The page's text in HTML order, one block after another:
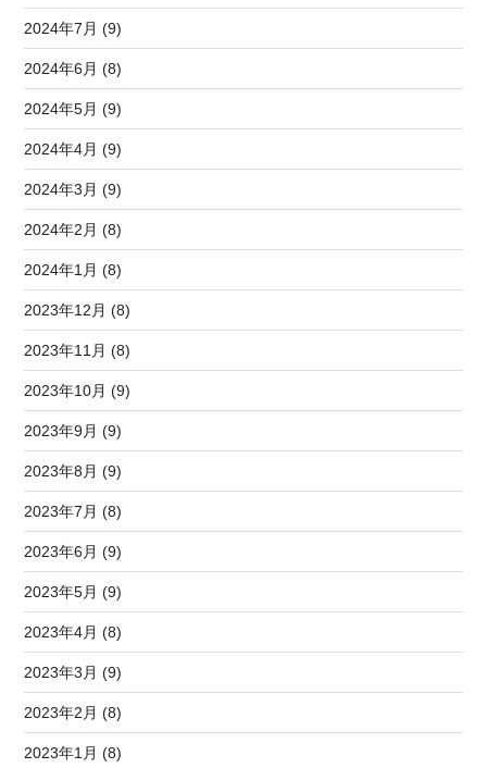
2024年7月 (9)
2024年6月 (8)
2024年5月 (9)
2024年4月 (9)
2024年3月 (9)
2024年2月 (8)
2024年1月 (8)
2023年12月 (8)
2023年11月 (8)
2023年10月 (9)
2023年9月 (9)
2023年8月 (9)
2023年7月 (8)
2023年6月 (9)
2023年5月 (9)
2023年4月 (8)
2023年3月 (9)
2023年2月 (8)
2023年1月 (8)